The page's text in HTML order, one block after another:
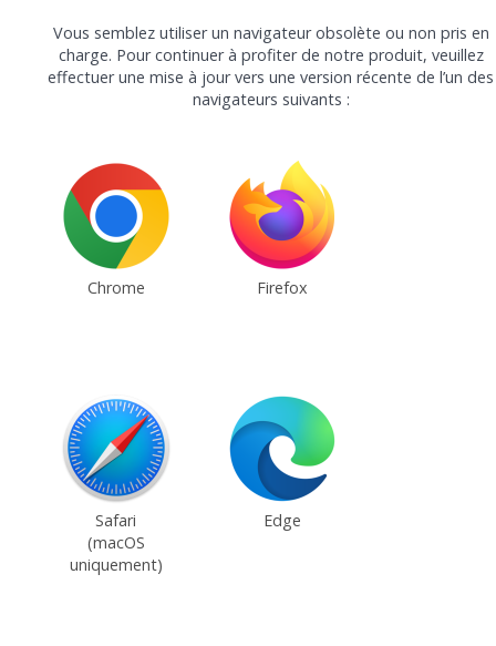
Vous semblez utiliser un navigateur obsolète ou non pris en
charge. Pour continuer à profiter de notre produit, veuillez
effectuer une mise à jour vers une version récente de l’un des
navigateurs suivants :
Chrome Firefox
Safari
(macOS
uniquement)
Edge